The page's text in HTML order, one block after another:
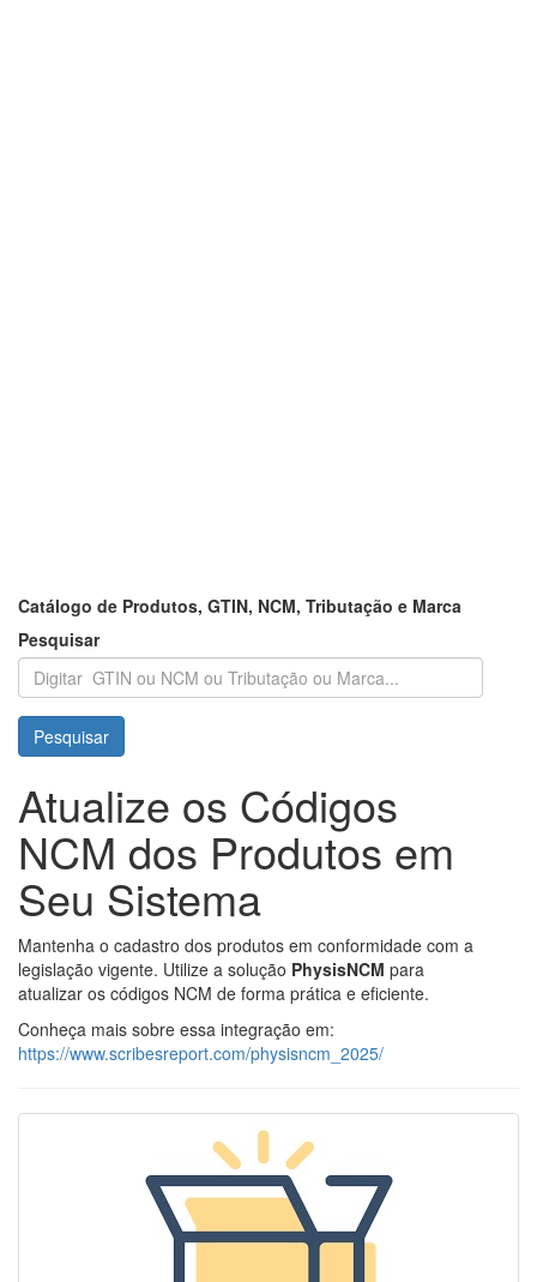
Catálogo de Produtos, GTIN, NCM, Tributação e Marca
Pesquisar
Pesquisar
Atualize os Códigos
NCM dos Produtos em
Seu Sistema
Mantenha o cadastro dos produtos em conformidade com a
legislação vigente. Utilize a solução PhysisNCM para
atualizar os códigos NCM de forma prática e eficiente.
Conheça mais sobre essa integração em:
https://www.scribesreport.com/physisncm_2025/